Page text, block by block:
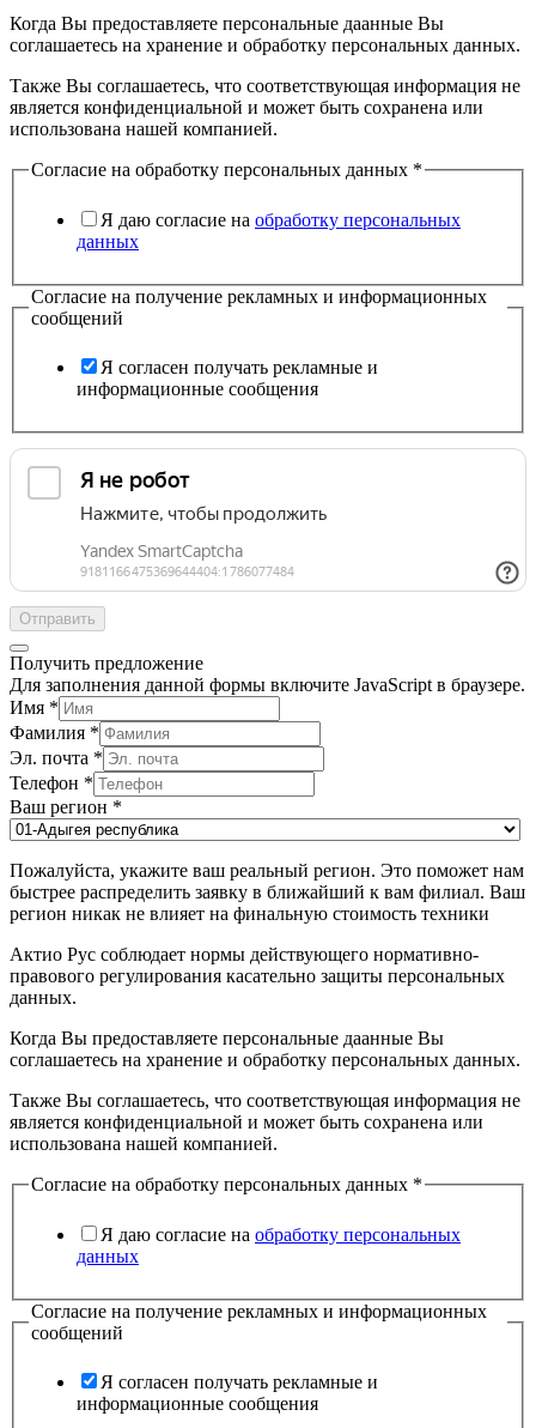
Когда Вы предоставляете персональные даанные Вы
соглашаетесь на хранение и обработку персональных данных.
Также Вы соглашаетесь, что соответствующая информация не
является конфиденциальной и может быть сохранена или
использована нашей компанией.
Согласие на обработку персональных данных *
Я даю согласие на обработку персональных
данных
Согласие на получение рекламных и информационных
сообщений
Я согласен получать рекламные и
информационные сообщения
Отправить
Получить предложение
Для заполнения данной формы включите JavaScript в браузере.
Имя *
Фамилия *
Эл. почта *
Телефон *
Ваш регион *
Пожалуйста, укажите ваш реальный регион. Это поможет нам
быстрее распределить заявку в ближайший к вам филиал. Ваш
регион никак не влияет на финальную стоимость техники
Актио Рус соблюдает нормы действующего нормативно-
правового регулирования касательно защиты персональных
данных.
Когда Вы предоставляете персональные даанные Вы
соглашаетесь на хранение и обработку персональных данных.
Также Вы соглашаетесь, что соответствующая информация не
является конфиденциальной и может быть сохранена или
использована нашей компанией.
Согласие на обработку персональных данных *
Я даю согласие на обработку персональных
данных
Согласие на получение рекламных и информационных
сообщений
Я согласен получать рекламные и
информационные сообщения